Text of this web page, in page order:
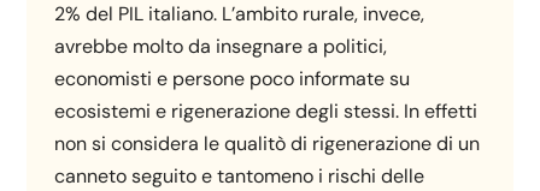
2% del PIL italiano. L’ambito rurale, invece,
avrebbe molto da insegnare a politici,
economisti e persone poco informate su
ecosistemi e rigenerazione degli stessi. In effetti
non si considera le qualitò di rigenerazione di un
canneto seguito e tantomeno i rischi delle